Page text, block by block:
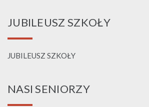
JUBILEUSZ SZKOŁY
JUBILEUSZ SZKOŁY
NASI SENIORZY